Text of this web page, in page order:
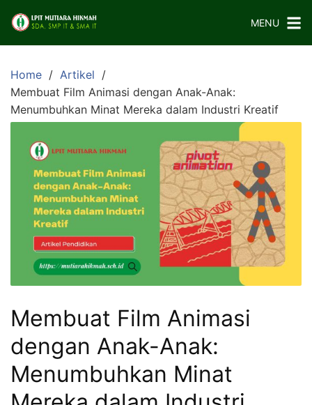
content
MENU
Home
Artikel
Membuat Film Animasi dengan Anak-Anak:
Menumbuhkan Minat Mereka dalam Industri Kreatif
Membuat Film Animasi
dengan Anak-Anak:
Menumbuhkan Minat